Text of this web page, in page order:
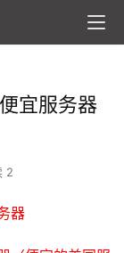
宜服务器
2
器